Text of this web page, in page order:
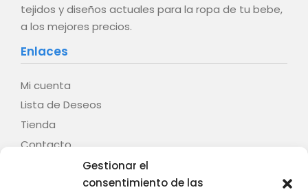
Gestionar el
consentimiento de las
tejidos y diseños actuales para la ropa de tu bebe,
a los mejores precios.
Enlaces
Mi cuenta
Lista de Deseos
Tienda
Contacto